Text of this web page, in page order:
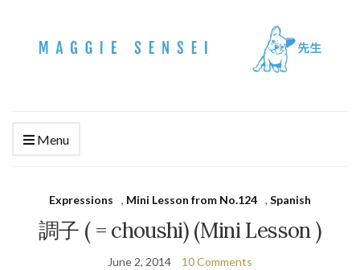
Menu
Expressions , Mini Lesson from No.124 , Spanish
調子 ( = choushi) (Mini Lesson )
June 2, 2014 10 Comments